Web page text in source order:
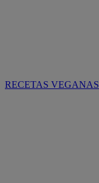
RECETAS VEGANAS